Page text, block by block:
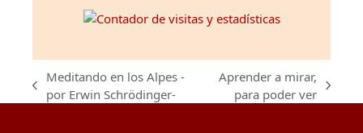
previous
Meditando en los Alpes -
por Erwin Schrödinger-
next
Aprender a mirar,
para poder ver